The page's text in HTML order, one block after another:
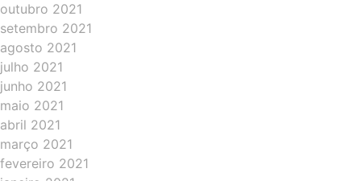
outubro 2021
setembro 2021
agosto 2021
julho 2021
junho 2021
maio 2021
abril 2021
março 2021
fevereiro 2021